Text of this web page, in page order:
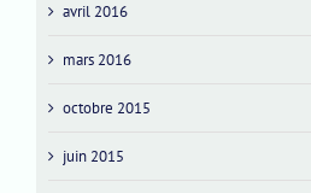
avril 2016
mars 2016
octobre 2015
juin 2015